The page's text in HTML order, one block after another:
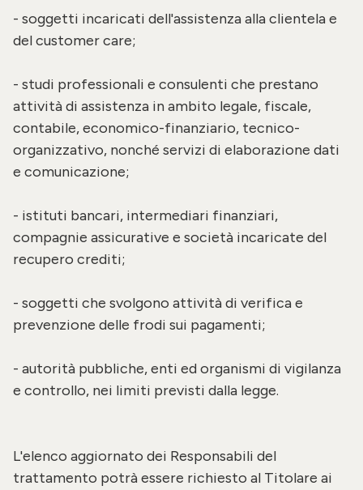
- soggetti incaricati dell'assistenza alla clientela e
del customer care;
- studi professionali e consulenti che prestano
attività di assistenza in ambito legale, fiscale,
contabile, economico-finanziario, tecnico-
organizzativo, nonché servizi di elaborazione dati
e comunicazione;
- istituti bancari, intermediari finanziari,
compagnie assicurative e società incaricate del
recupero crediti;
- soggetti che svolgono attività di verifica e
prevenzione delle frodi sui pagamenti;
- autorità pubbliche, enti ed organismi di vigilanza
e controllo, nei limiti previsti dalla legge.
L'elenco aggiornato dei Responsabili del
trattamento potrà essere richiesto al Titolare ai